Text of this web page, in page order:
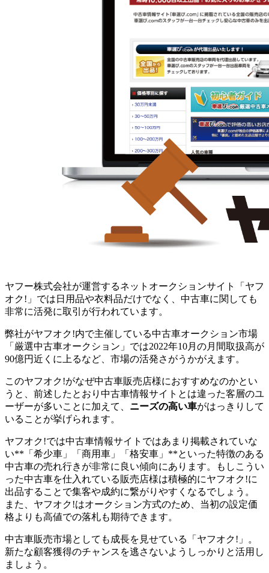
ヤフー株式会社が運営するネットオークションサイト「ヤフ
オク!」では日用品や衣料品だけでなく、中古車に関しても
非常に活発に取引が行われています。
弊社がヤフオク!内で主催している中古車オークション市場
「厳選中古車オークション」では2022年10月の月間取扱高が
90億円近くに上るなど、市場の活発さがうかがえます。
このヤフオク!がなぜ中古車販売店様におすすめなのかとい
うと、前述したとおり中古車情報サイトとは違った客層のユ
ーザーが多いことに加えて、 ニーズの高い車がはっきりして
いることが挙げられます。
ヤフオク!では中古車情報サイトではあまり掲載されていな
い**「希少車」「商用車」「格安車」**といった特徴のある
中古車の売れ行きが非常に良い傾向にあります。もしこうい
った中古車を仕入れている販売店様は積極的にヤフオク!に
出品することで集客や成約に繋がりやすくなるでしょう。
また、ヤフオク!はオークション方式のため、当初の設定価
格よりも高値での落札も期待できます。
中古車販売市場としても成長を見せている「ヤフオク!」。
新たな顧客獲得のチャンスを逃さないようしっかりと活用し
ましょう。